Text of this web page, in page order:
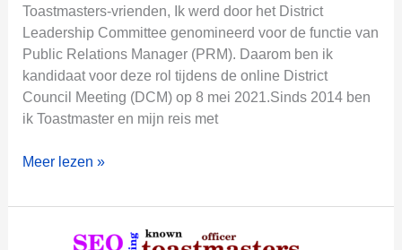
c
h
t
Toastmasters-vrienden, Ik werd door het District
Leadership Committee genomineerd voor de functie van
Public Relations Manager (PRM). Daarom ben ik
kandidaat voor deze rol tijdens de online District
Council Meeting (DCM) op 8 mei 2021.Sinds 2014 ben
ik Toastmaster en mijn reis met
P
M
Meer lezen »